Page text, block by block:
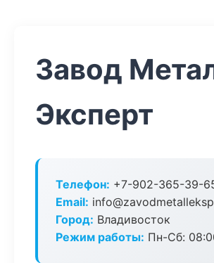
Завод
Эксперт
Телефон: +7-902-365-39-
Email:
Город: Владивосток
Режим работы: Пн-Сб: